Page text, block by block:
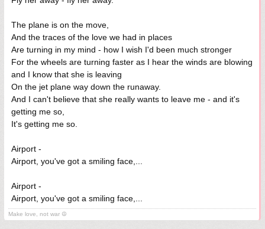
The plane is on the move,
And the traces of the love we had in places
Are turning in my mind - how I wish I'd been much stronger
For the wheels are turning faster as I hear the winds are blowing
and I know that she is leaving
On the jet plane way down the runaway.
And I can't believe that she really wants to leave me - and it's
getting me so,
It's getting me so.
Airport -
Airport, you've got a smiling face,...
Airport -
Airport, you've got a smiling face,...
Make love, not war ☮